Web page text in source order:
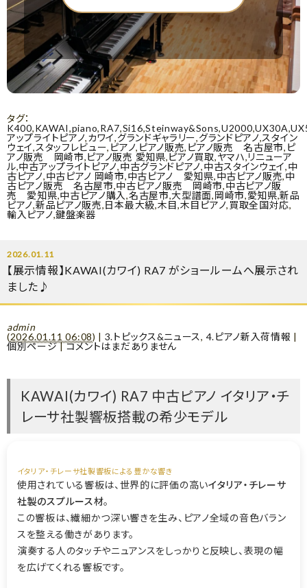
タグ：
K400,KAWAI,piano,RA7,Si16,Steinway&Sons,U2000,UX30A,
アップライトピアノ,カワイ,グランドギャラリー,グランドピアノ,スタイン
ウェイ,スタッフレビュー, ピアノ, ピアノ販売, ピアノ販売 名古屋市, ピ
アノ販売 岡崎市,ピアノ販売 愛知県,ピアノ買取,ヤマハ,リニューア
ル,中古アップライトピアノ,中古グランドピアノ,中古スタインウェイ,中
古ピアノ,中古ピアノ 岡崎市,中古ピアノ 愛知県,中古ピアノ販売,中
古ピアノ販売 名古屋市,中古ピアノ販売 岡崎市,中古ピアノ販
売 愛知県,中古ピアノ購入,名古屋市,大型譜面,岡崎市,愛知県,新品
ピアノ,新品ピアノ販売,日本最大級,木目,木目ピアノ, 買取全国対応,
輸入ピアノ,鍵盤楽器
2026.01.11
【展示情報】KAWAI(カワイ) RA7 がショールームへ展示され
ました♪
admin
(2026.01.11 06:08) | 3.トピックス&ニュース, 4.ピアノ新入荷情報 |
個別ページ|コメントはまだありません
KAWAI(カワイ) RA7 中古ピアノ イタリア・チ
レーサ社製響板搭載の希少モデル
イタリア・チレーサ社製響板による豊かな響き
使用されている響板は、世界的に評価の高いイタリア・チレーサ
社製のスプルース材。
この響板は、繊細かつ深い響きを生み、ピアノ全域の音色バラン
スを整える働きがあります。
演奏する人のタッチやニュアンスをしっかりと反映し、表現の幅
を広げてくれる響板です。